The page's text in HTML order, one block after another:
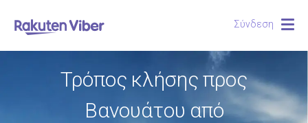
Σύνδεση
Τρόπος κλήσης προς
Βανουάτου από